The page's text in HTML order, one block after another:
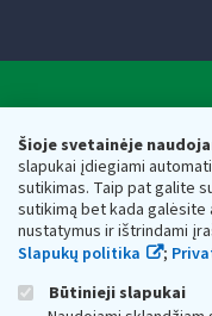
Šioje svetainėje
slapukai įdiegiami
sutikimas. Taip pat galite
sutikimą bet kada
nustatymus ir ištrindami
Slapukų politika
;
Būtinieji slapukai
Respublikos
Biudžetinė įstaiga.
adresas: Vasario 16-osios
vmi@vmi.lt, E. pristatymo
Duomenys apie
Respublikos finansų